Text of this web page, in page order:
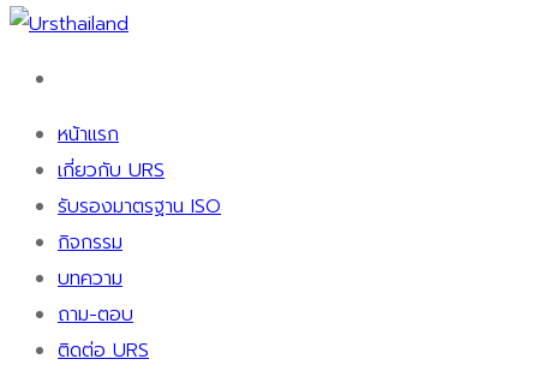
หน้าแรก
เกี่ยวกับ URS
รับรองมาตรฐาน ISO
กิจกรรม
บทความ
ถาม-ตอบ
ติดต่อ URS